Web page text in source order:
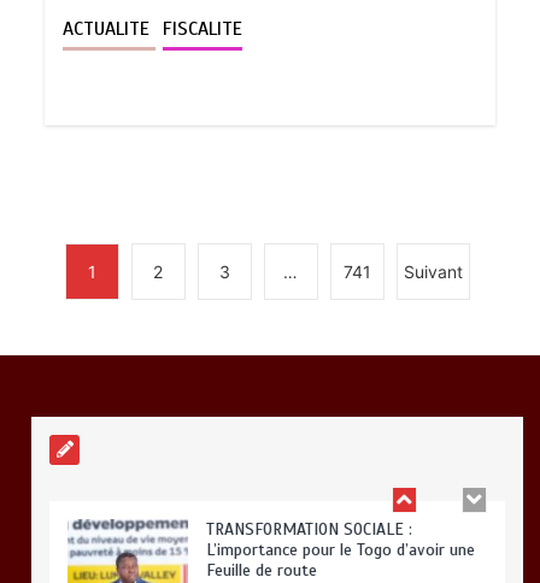
ACTUALITE FISCALITE
1 2 3 … 741 Suivant
TRANSFORMATION SOCIALE :
L’importance pour le Togo d’avoir une
Feuille de route